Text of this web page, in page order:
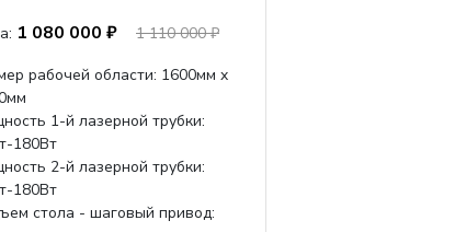
1 080 000 ₽
1 110 000 ₽
рабочей области: 1600мм x
1-й лазерной трубки:
180Вт
2-й лазерной трубки:
180Вт
стола - шаговый привод: